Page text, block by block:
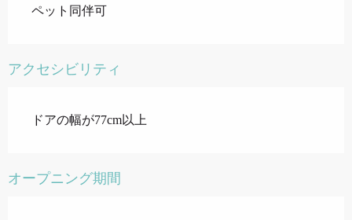
ペット同伴可
アクセシビリティ
ドアの幅が77cm以上
オープニング期間